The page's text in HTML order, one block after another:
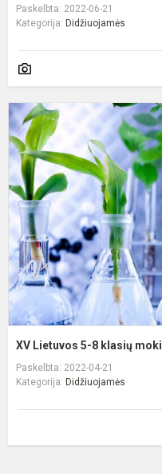
Paskelbta: 2022-06-21
Kategorija: Didžiuojamės
XV Lietuvos 5-8 klasių
Paskelbta: 2022-04-21
Kategorija: Didžiuojamės